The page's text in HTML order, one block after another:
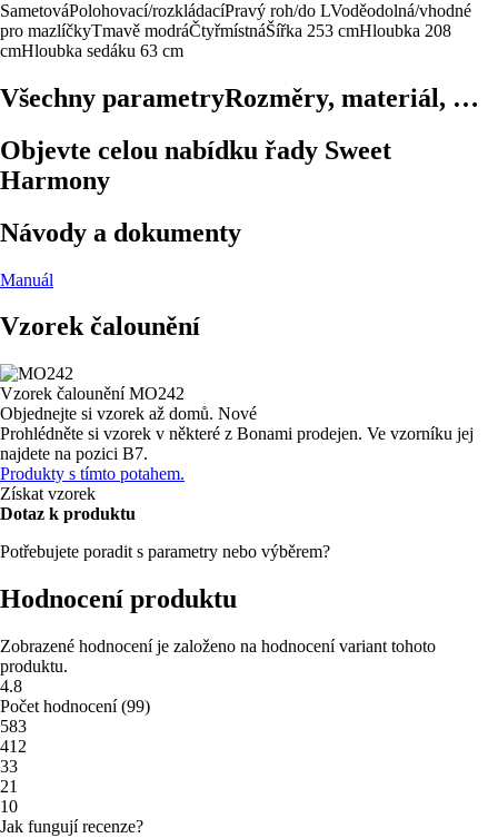
SametováPolohovací/rozkládacíPravý roh/do LVoděodolná/vhodné
pro mazlíčkyTmavě modráČtyřmístnáŠířka 253 cmHloubka 208
cmHloubka sedáku 63 cm
Všechny parametryRozměry, materiál, …
Objevte celou nabídku řady Sweet
Harmony
Návody a dokumenty
Manuál
Vzorek čalounění
Vzorek čalounění MO242
Objednejte si vzorek až domů. Nové
Prohlédněte si vzorek v některé z Bonami prodejen. Ve vzorníku jej
najdete na pozici B7.
Produkty s tímto potahem.
Získat vzorek
Dotaz k produktu
Potřebujete poradit s parametry nebo výběrem?
Hodnocení produktu
Zobrazené hodnocení je založeno na hodnocení variant tohoto
produktu.
4.8
Počet hodnocení(99)
583
412
33
21
10
Jak fungují recenze?